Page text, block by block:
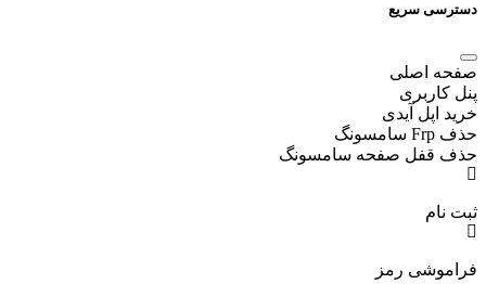
دسترسی سریع
صفحه اصلی
پنل کاربری
خرید اپل آیدی
حذف Frp سامسونگ
حذف قفل صفحه سامسونگ
ثبت نام
فراموشی رمز